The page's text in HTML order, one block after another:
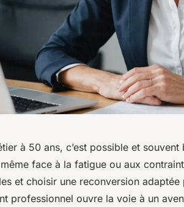
à 50 ans, c’est possible et souvent
face à la fatigue ou aux
et choisir une reconversion
professionnel ouvre la voie à un